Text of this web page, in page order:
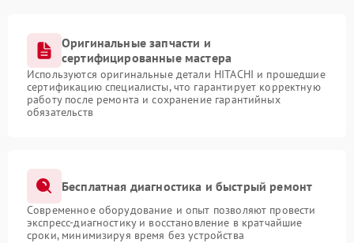
Оригинальные запчасти и
сертифицированные мастера
Используются оригинальные детали HITACHI и прошедшие
сертификацию специалисты, что гарантирует корректную
работу после ремонта и сохранение гарантийных
обязательств
Бесплатная диагностика и быстрый ремонт
Современное оборудование и опыт позволяют провести
экспресс-диагностику и восстановление в кратчайшие
сроки, минимизируя время без устройства